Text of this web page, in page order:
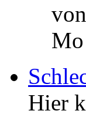
von
Hier